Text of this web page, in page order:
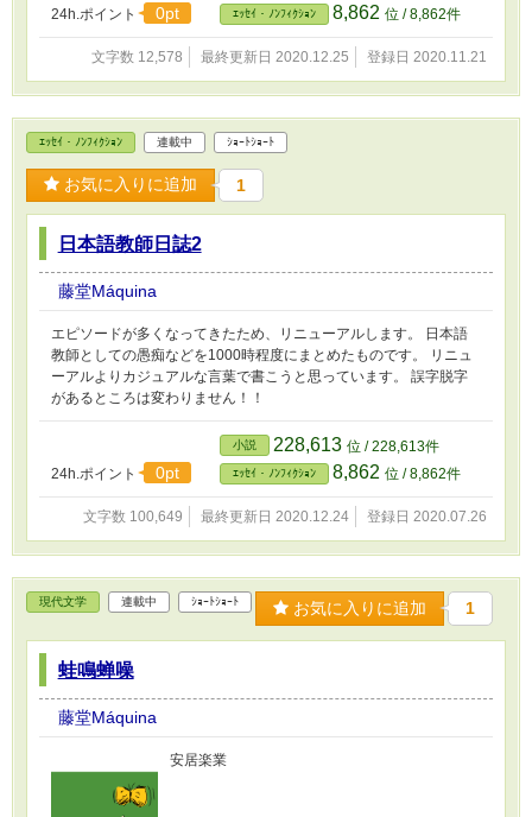
24h.ポイント 0pt ｴｯｾｲ・ﾉﾝﾌｨｸｼｮﾝ 8,862 位 / 8,862件
文字数 12,578 最終更新日 2020.12.25 登録日 2020.11.21
ｴｯｾｲ・ﾉﾝﾌｨｸｼｮﾝ 連載中 ｼｮｰﾄｼｮｰﾄ
お気に入りに追加 1
日本語教師日誌2
藤堂Máquina
エピソードが多くなってきたため、リニューアルします。 日本語
教師としての愚痴などを1000時程度にまとめたものです。 リニュ
ーアルよりカジュアルな言葉で書こうと思っています。 誤字脱字
があるところは変わりません！！
24h.ポイント 0pt
小説 228,613 位 / 228,613件
ｴｯｾｲ・ﾉﾝﾌｨｸｼｮﾝ 8,862 位 / 8,862件
文字数 100,649 最終更新日 2020.12.24 登録日 2020.07.26
現代文学 連載中 ｼｮｰﾄｼｮｰﾄ お気に入りに追加 1
蛙鳴蝉噪
藤堂Máquina
安居楽業